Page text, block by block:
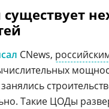
CNews,
Такие ЦОДы